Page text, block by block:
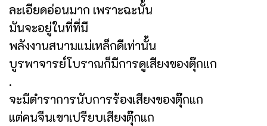
ละเอียดอ่อนมาก เพราะฉะนั้น
มันจะอยู่ในที่ที่มี
พลังงานสนามแม่เหล็กดีเท่านั้น
บูรพาจารย์โบราณก็มีการดูเสียงของตุ๊กแก
.
จะมีตำราการนับการร้องเสียงของตุ๊กแก
แต่คนจีนเขาเปรียบเสียงตุ๊กแก